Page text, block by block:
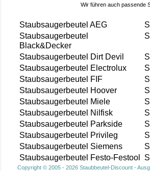
Wir führen auch passende
Staubsaugerbeutel AEG
Staubsaugerbeutel
Black&Decker
Staubsaugerbeutel Dirt Devil
Staubsaugerbeutel Electrolux
Staubsaugerbeutel FIF
Staubsaugerbeutel Hoover
Staubsaugerbeutel Miele
Staubsaugerbeutel Nilfisk
Staubsaugerbeutel Parkside
Staubsaugerbeutel Privileg
Staubsaugerbeutel Siemens
Staubsaugerbeutel Festo-Festool
Copyright © 2005 - 2026 Staubbeutel-Discount -